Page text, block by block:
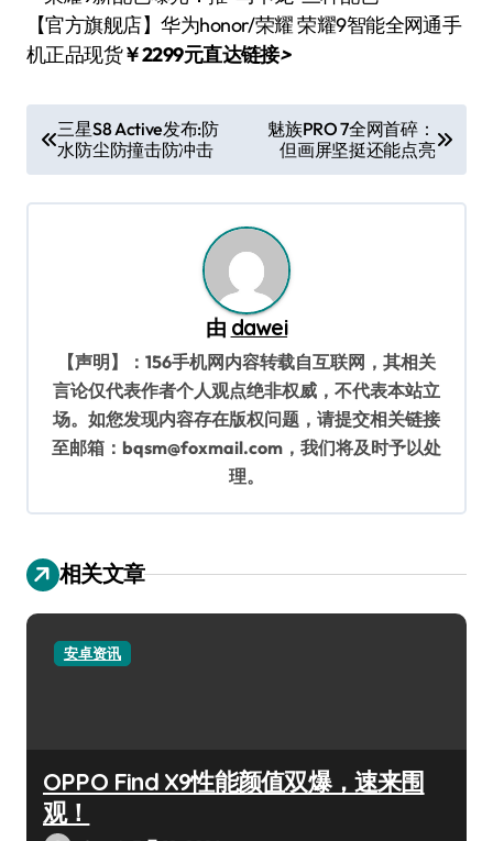
【官方旗舰店】华为honor/荣耀 荣耀9智能全网通手
机正品现货￥2299元直达链接>
章
导
三星S8 Active发布:防
水防尘防撞击防冲击
魅族PRO 7全网首碎：
但画屏坚挺还能点亮
由 dawei
【声明】：156手机网内容转载自互联网，其相关
言论仅代表作者个人观点绝非权威，不代表本站立
场。如您发现内容存在版权问题，请提交相关链接
至邮箱：bqsm@foxmail.com，我们将及时予以处
理。
相关文章
安卓资讯
OPPO Find X9性能颜值双爆，速来围
观！